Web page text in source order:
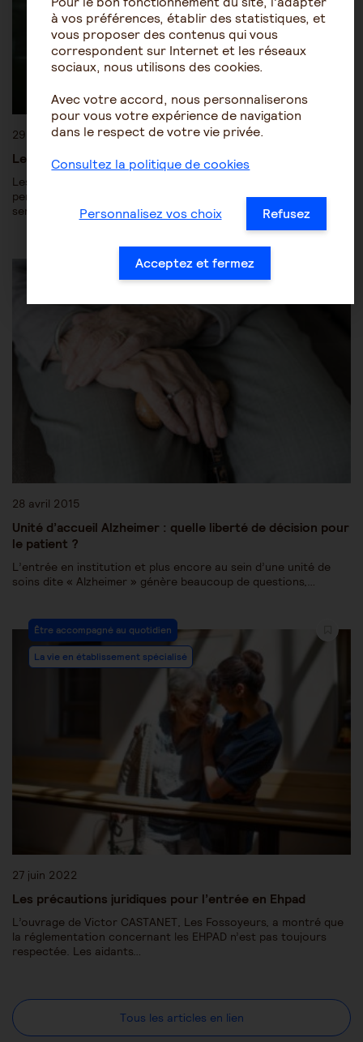
29 janvier 2018
Les pouvoirs du directeur d’établissement
Les personnes hébergées en établissement et leurs proches
pensent que le directeur dispose de pouvoirs étendus et se
sentent parfois…
Être accompagné au quotidien
La vie en établissement spécialisé
28 avril 2015
Unité d’accueil Alzheimer : quelle liberté de décision pour
le patient ?
L’entrée en institution et plus encore au sein d’une unité de
soins dite « Alzheimer » génère beaucoup de questions,…
Être accompagné au quotidien
La vie en établissement spécialisé
27 juin 2022
Les précautions juridiques pour l’entrée en Ehpad
L’ouvrage de Victor CASTANET, Les Fossoyeurs, a montré que
la réglementation concernant les EHPAD n’est pas toujours
respectée. Les aidants…
Tous les articles en lien
à vos préférences, établir des statistiques, et
vous proposer des contenus qui vous
correspondent sur Internet et les réseaux
sociaux, nous utilisons des cookies.
Avec votre accord, nous personnaliserons
pour vous votre expérience de navigation
dans le respect de votre vie privée.
Consultez la politique de cookies
Personnalisez vos choix Refusez
Acceptez et fermez